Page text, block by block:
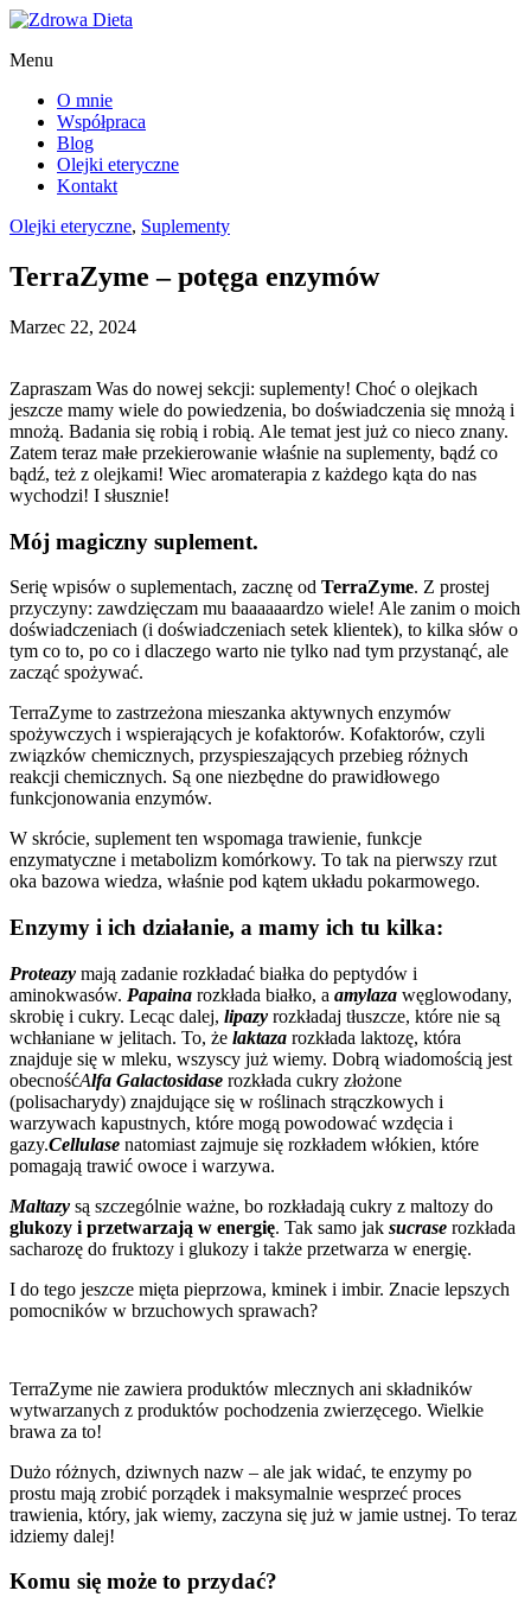
Menu
O mnie
Współpraca
Blog
Olejki eteryczne
Kontakt
Olejki eteryczne, Suplementy
TerraZyme – potęga enzymów
Marzec 22, 2024
Zapraszam Was do nowej sekcji: suplementy! Choć o olejkach
jeszcze mamy wiele do powiedzenia, bo doświadczenia się mnożą i
mnożą. Badania się robią i robią. Ale temat jest już co nieco znany.
Zatem teraz małe przekierowanie właśnie na suplementy, bądź co
bądź, też z olejkami! Wiec aromaterapia z każdego kąta do nas
wychodzi! I słusznie!
Mój magiczny suplement.
Serię wpisów o suplementach, zacznę od TerraZyme. Z prostej
przyczyny: zawdzięczam mu baaaaaardzo wiele! Ale zanim o moich
doświadczeniach (i doświadczeniach setek klientek), to kilka słów o
tym co to, po co i dlaczego warto nie tylko nad tym przystanąć, ale
zacząć spożywać.
TerraZyme to zastrzeżona mieszanka aktywnych enzymów
spożywczych i wspierających je kofaktorów. Kofaktorów, czyli
związków chemicznych, przyspieszających przebieg różnych
reakcji chemicznych. Są one niezbędne do prawidłowego
funkcjonowania enzymów.
W skrócie, suplement ten wspomaga trawienie, funkcje
enzymatyczne i metabolizm komórkowy. To tak na pierwszy rzut
oka bazowa wiedza, właśnie pod kątem układu pokarmowego.
Enzymy i ich działanie, a mamy ich tu kilka:
Proteazy mają zadanie rozkładać białka do peptydów i
aminokwasów. Papaina rozkłada białko, a amylaza węglowodany,
skrobię i cukry. Lecąc dalej, lipazy rozkładaj tłuszcze, które nie są
wchłaniane w jelitach. To, że laktaza rozkłada laktozę, która
znajduje się w mleku, wszyscy już wiemy. Dobrą wiadomością jest
obecnośćAlfa Galactosidase rozkłada cukry złożone
(polisacharydy) znajdujące się w roślinach strączkowych i
warzywach kapustnych, które mogą powodować wzdęcia i
gazy.Cellulase natomiast zajmuje się rozkładem włókien, które
pomagają trawić owoce i warzywa.
Maltazy są szczególnie ważne, bo rozkładają cukry z maltozy do
glukozy i przetwarzają w energię. Tak samo jak sucrase rozkłada
sacharozę do fruktozy i glukozy i także przetwarza w energię.
I do tego jeszcze mięta pieprzowa, kminek i imbir. Znacie lepszych
pomocników w brzuchowych sprawach?
TerraZyme nie zawiera produktów mlecznych ani składników
wytwarzanych z produktów pochodzenia zwierzęcego. Wielkie
brawa za to!
Dużo różnych, dziwnych nazw – ale jak widać, te enzymy po
prostu mają zrobić porządek i maksymalnie wesprzeć proces
trawienia, który, jak wiemy, zaczyna się już w jamie ustnej. To teraz
idziemy dalej!
Komu się może to przydać?